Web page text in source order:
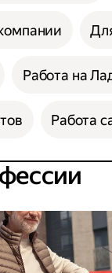
Работа на
Работа